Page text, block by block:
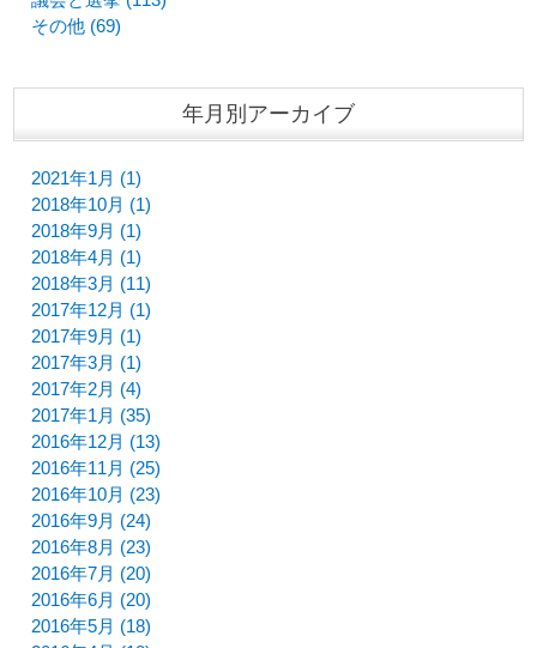
その他 (69)
年月別アーカイブ
2021年1月 (1)
2018年10月 (1)
2018年9月 (1)
2018年4月 (1)
2018年3月 (11)
2017年12月 (1)
2017年9月 (1)
2017年3月 (1)
2017年2月 (4)
2017年1月 (35)
2016年12月 (13)
2016年11月 (25)
2016年10月 (23)
2016年9月 (24)
2016年8月 (23)
2016年7月 (20)
2016年6月 (20)
2016年5月 (18)